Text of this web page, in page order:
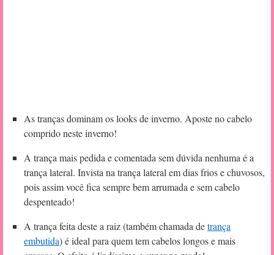
As tranças dominam os looks de inverno. Aposte no cabelo
comprido neste inverno!
A trança mais pedida e comentada sem dúvida nenhuma é a
trança lateral. Invista na trança lateral em dias frios e chuvosos,
pois assim você fica sempre bem arrumada e sem cabelo
despenteado!
A trança feita deste a raiz (também chamada detrança
embutida) é ideal para quem tem cabelos longos e mais